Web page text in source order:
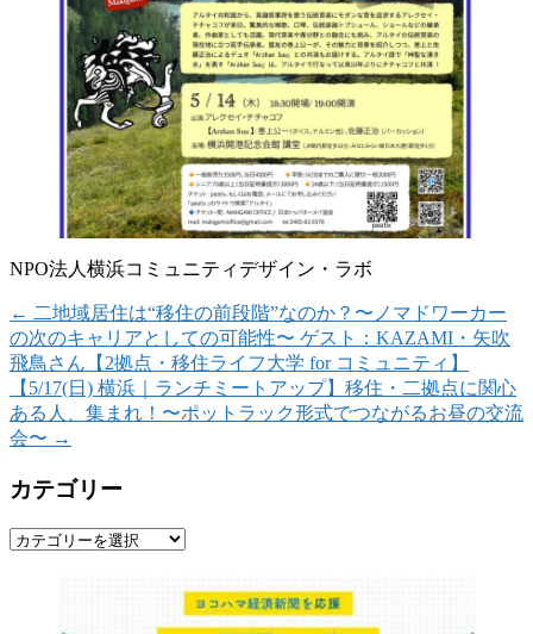
NPO法人横浜コミュニティデザイン・ラボ
← 二地域居住は“移住の前段階”なのか？〜ノマドワーカー
の次のキャリアとしての可能性〜 ゲスト：KAZAMI・矢吹
飛鳥さん【2拠点・移住ライフ大学 for コミュニティ】
【5/17(日) 横浜｜ランチミートアップ】移住・二拠点に関心
ある人、集まれ！〜ポットラック形式でつながるお昼の交流
会〜 →
カテゴリー
カ